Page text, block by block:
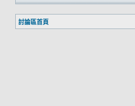
討論區首頁